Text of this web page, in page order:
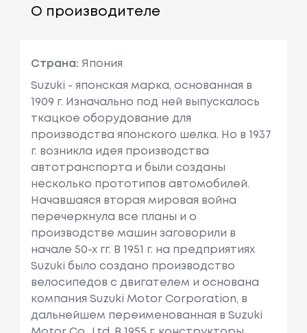
О производителе
Страна: Япония
Suzuki - японская марка, основанная в
1909 г. Изначально под ней выпускалось
ткацкое оборудование для
производства японского шелка. Но в 1937
г. возникла идея производства
автотранспорта и были созданы
несколько прототипов автомобилей.
Начавшаяся вторая мировая война
перечеркнула все планы и о
производстве машин заговорили в
начале 50-х гг. В 1951 г. на предприятиях
Suzuki было создано производство
велосипедов с двигателем и основана
компания Suzuki Motor Corporation, в
дальнейшем переименованная в Suzuki